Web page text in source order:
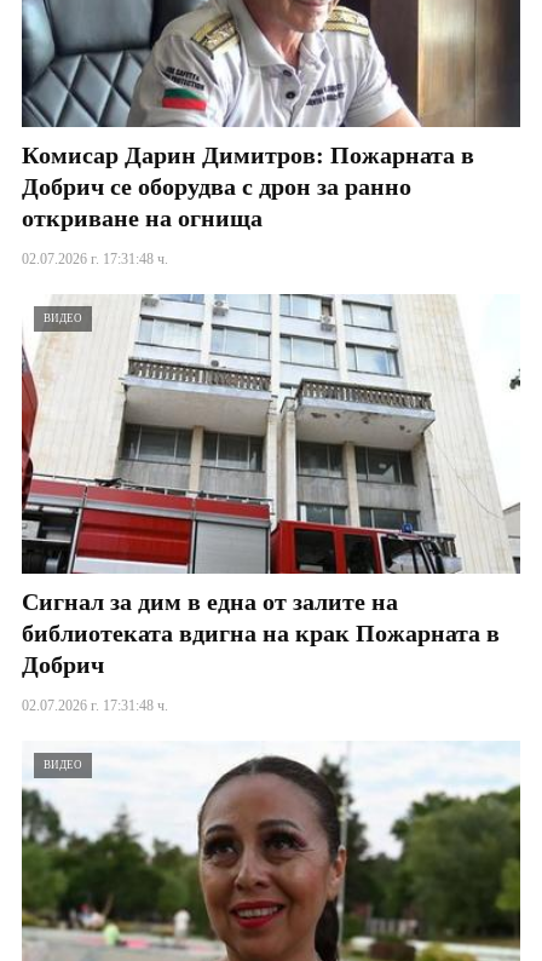
Комисар Дарин Димитров: Пожарната в
Добрич се оборудва с дрон за ранно
откриване на огнища
02.07.2026 г. 17:31:48 ч.
ВИДЕО
Сигнал за дим в една от залите на
библиотеката вдигна на крак Пожарната в
Добрич
02.07.2026 г. 17:31:48 ч.
ВИДЕО